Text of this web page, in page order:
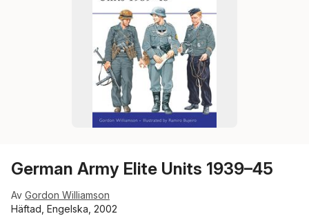
German Army Elite Units 1939–45
Av Gordon Williamson
Häftad, Engelska, 2002